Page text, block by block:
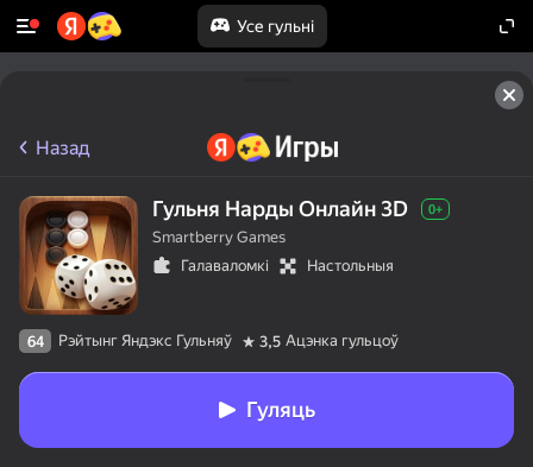
Усе гульні
Назад
Гульня Нарды Онлайн 3D 0+
Smartberry Games
Галаваломкі
Настольныя
64 Рэйтынг Яндэкс Гульняў 3,5 Ацэнка гульцоў
Гуляць